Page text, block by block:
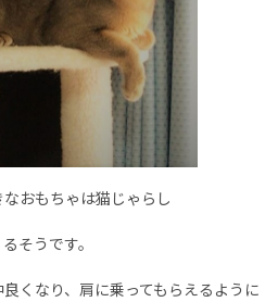
おもちゃは猫じゃらし
そうです。
くなり、肩に乗ってもらえるように